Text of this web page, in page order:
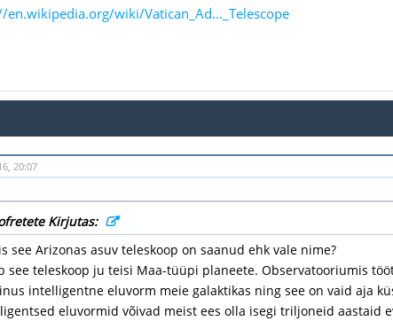
en.wikipedia.org/wiki/Vatican_Ad..._Telescope
20:07
Kirjutas:
see Arizonas asuv teleskoop on saanud ehk vale nime?
see teleskoop ju teisi Maa-tüüpi planeete. Observatooriumis
intelligentne eluvorm meie galaktikas ning see on vaid aja
eluvormid võivad meist ees olla isegi triljoneid aastaid